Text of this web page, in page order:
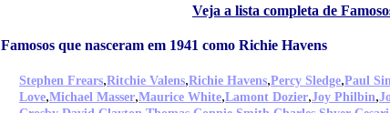
Veja a lista completa de
Famosos que nasceram em 1941 como Richie Havens
Stephen Frears,Ritchie Valens,Richie Havens,Percy Sledge,Paul
Love,Michael Masser,Maurice White,Lamont Dozier,Joy Philbin,